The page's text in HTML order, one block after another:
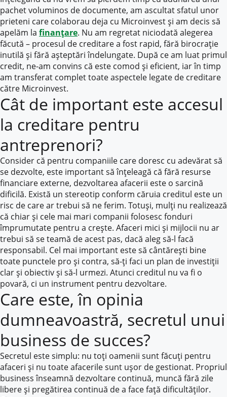
pachet voluminos de documente, am ascultat sfatul unor
prieteni care colaborau deja cu Microinvest și am decis să
apelăm la finanțare. Nu am regretat niciodată alegerea
făcută – procesul de creditare a fost rapid, fără birocrație
inutilă și fără așteptări îndelungate. După ce am luat primul
credit, ne-am convins că este comod și eficient, iar în timp
am transferat complet toate aspectele legate de creditare
către Microinvest.
Cât de important este accesul
la creditare pentru
antreprenori?
Consider că pentru companiile care doresc cu adevărat să
se dezvolte, este important să înțeleagă că fără resurse
financiare externe, dezvoltarea afacerii este o sarcină
dificilă. Există un stereotip conform căruia creditul este un
risc de care ar trebui să ne ferim. Totuși, mulți nu realizează
că chiar și cele mai mari companii folosesc fonduri
împrumutate pentru a crește. Afaceri mici și mijlocii nu ar
trebui să se teamă de acest pas, dacă aleg să-l facă
responsabil. Cel mai important este să cântărești bine
toate punctele pro și contra, să-ți faci un plan de investiții
clar și obiectiv și să-l urmezi. Atunci creditul nu va fi o
povară, ci un instrument pentru dezvoltare.
Care este, în opinia
dumneavoastră, secretul unui
business de succes?
Secretul este simplu: nu toți oamenii sunt făcuți pentru
afaceri și nu toate afacerile sunt ușor de gestionat. Propriul
business înseamnă dezvoltare continuă, muncă fără zile
libere și pregătirea continuă de a face față dificultăților.